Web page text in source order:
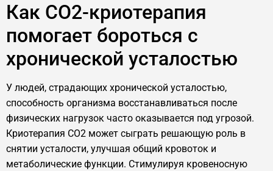
Как CO2-криотерапия
помогает бороться с
хронической усталостью
У людей, страдающих хронической усталостью,
способность организма восстанавливаться после
физических нагрузок часто оказывается под угрозой.
Криотерапия CO2 может сыграть решающую роль в
снятии усталости, улучшая общий кровоток и
метаболические функции. Стимулируя кровеносную